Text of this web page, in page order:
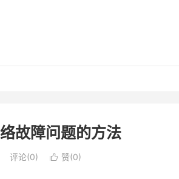
故障问题的方法
评论(0)  赞(0)